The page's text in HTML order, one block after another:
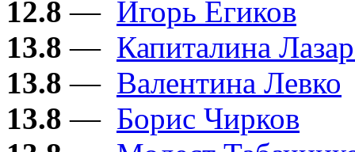
12.8 — Игорь Егиков
13.8 — Капиталина
13.8 — Валентина Левко
13.8 — Борис Чирков